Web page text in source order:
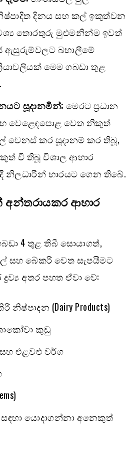
දිනය සහ කල් ඉකුත්වන
තොරතුරු මුළුමනින්ම ඉවත්
ඇසුරුම්වලට බහාලීමේ
මෙම ගබඩා තුළ
සූදානමින්: මෙරට ප්‍රධාන
වෙළෙඳපොළ වෙත නිකුත්
වෙනස් කර සූදානම් කර තිබූ,
වී තිබූ විශාල ආහාර
නිලධාරීන් භාරයට ගෙන තිබේ.
ආහාර
4 තුළ තිබී සොයාගත්,
සහ බේකරි වෙත සැපයීමට
අතර පහත ඒවා වේ:
(Dairy Products)
කුඩු
එළවළු වර්ග
යොදාගන්නා අනෙකුත්